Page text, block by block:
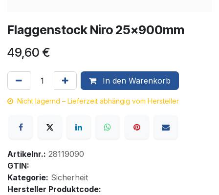
Flaggenstock Niro 25x900mm
49,60 €
In den Warenkorb
Nicht lagernd – Lieferzeit abhängig vom Hersteller
Artikelnr.: 28119090
GTIN:
Kategorie: Sicherheit
Hersteller Produktcode: